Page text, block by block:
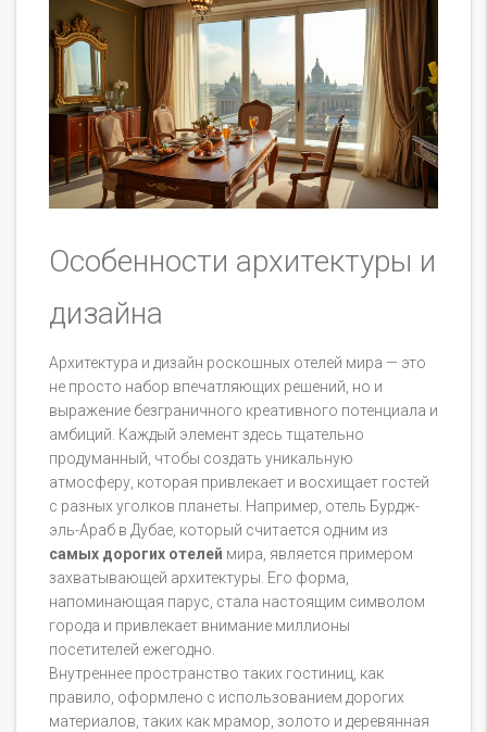
Особенности архитектуры и
дизайна
Архитектура и дизайн роскошных отелей мира — это
не просто набор впечатляющих решений, но и
выражение безграничного креативного потенциала и
амбиций. Каждый элемент здесь тщательно
продуманный, чтобы создать уникальную
атмосферу, которая привлекает и восхищает гостей
с разных уголков планеты. Например, отель Бурдж-
эль-Араб в Дубае, который считается одним из
самых дорогих отелей мира, является примером
захватывающей архитектуры. Его форма,
напоминающая парус, стала настоящим символом
города и привлекает внимание миллионы
посетителей ежегодно.
Внутреннее пространство таких гостиниц, как
правило, оформлено с использованием дорогих
материалов, таких как мрамор, золото и деревянная